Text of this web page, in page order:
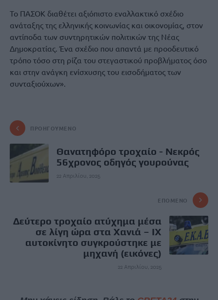
Το ΠΑΣΟΚ διαθέτει αξιόπιστο εναλλακτικό σχέδιο
ανάταξης της ελληνικής κοινωνίας και οικονομίας, στον
αντίποδα των συντηρητικών πολιτικών της Νέας
Δημοκρατίας. Ένα σχέδιο που απαντά με προοδευτικό
τρόπο τόσο στη ρίζα του στεγαστικού προβλήματος όσο
και στην ανάγκη ενίσχυσης του εισοδήματος των
συνταξιούχων».
ΠΡΟΗΓΟΎΜΕΝΟ
Θανατηφόρο τροχαίο - Νεκρός
56χρονος οδηγός γουρούνας
22 Απριλίου, 2025
ΕΠΌΜΕΝΟ
Δεύτερο τροχαίο ατύχημα μέσα
σε λίγη ώρα στα Χανιά – ΙΧ
αυτοκίνητο συγκρούστηκε με
μηχανή (εικόνες)
22 Απριλίου, 2025